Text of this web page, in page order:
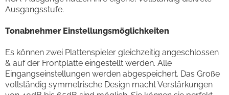
Ausgangsstufe.
Tonabnehmer Einstellungsmöglichkeiten
Es können zwei Plattenspieler gleichzeitig angeschlossen
& auf der Frontplatte eingestellt werden. Alle
Eingangseinstellungen werden abgespeichert. Das Große
vollständig symmetrische Design macht Verstärkungen